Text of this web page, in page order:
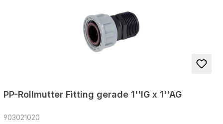
PP-Rollmutter Fitting gerade 1''IG x 1''AG
903021020